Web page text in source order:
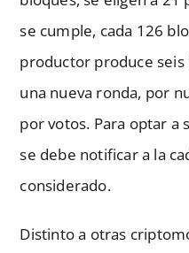
se cumple, cada 126
productor produce
una nueva ronda, por
por votos. Para optar a
se debe notificar a la
considerado.
Distinto a otras